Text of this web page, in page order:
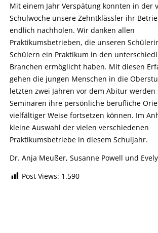
Mit einem Jahr Verspätung konnten in der
Schulwoche unsere Zehntklässler ihr
endlich nachholen. Wir danken allen
Praktikumsbetrieben, die unseren
Schülern ein Praktikum in den
Branchen ermöglicht haben. Mit diesen
gehen die jungen Menschen in die
letzten zwei Jahren vor dem Abitur werden
Seminaren ihre persönliche berufliche
vielfältiger Weise fortsetzen können. Im
kleine Auswahl der vielen verschiedenen
Praktikumsbetriebe in diesem Schuljahr.
Dr. Anja Meußer, Susanne Powell und
Post Views: 1.590